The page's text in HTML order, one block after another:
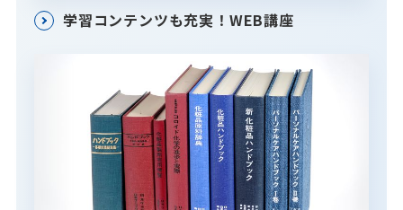
学習コンテンツも充実！WEB講座